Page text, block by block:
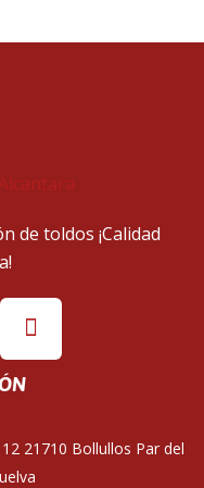
de toldos ¡Calidad
21710 Bollullos Par del